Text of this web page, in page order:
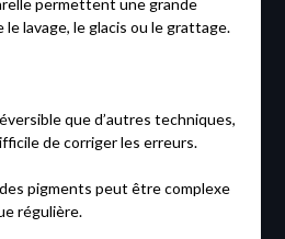
permettent une grande
lavage, le glacis ou le grattage.
que d’autres techniques,
de corriger les erreurs.
des pigments peut être complexe
régulière.